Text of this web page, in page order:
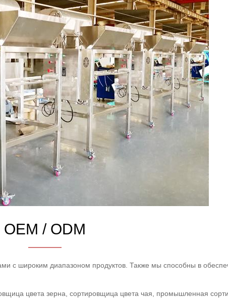
OEM / ODM
широким диапазоном продуктов. Также мы способны в
цвета зерна, сортировщица цвета чая, промышленная